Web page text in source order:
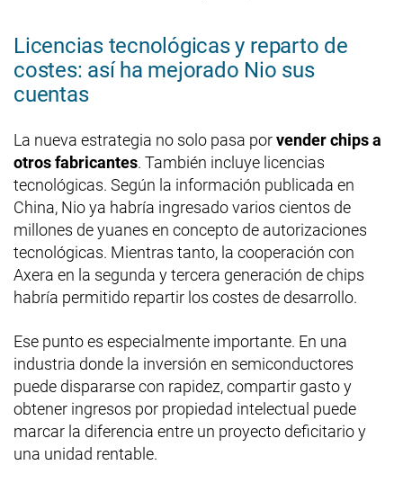
Licencias tecnológicas y reparto de
costes: así ha mejorado Nio sus
cuentas
La nueva estrategia no solo pasa porvender chips a
otros fabricantes. También incluye licencias
tecnológicas. Según la información publicada en
China, Nio ya habría ingresado varios cientos de
millones de yuanes en concepto de autorizaciones
tecnológicas. Mientras tanto, la cooperación con
Axera en la segunda y tercera generación de chips
habría permitido repartir los costes de desarrollo.
Ese punto es especialmente importante. En una
industria donde la inversión en semiconductores
puede dispararse con rapidez, compartir gasto y
obtener ingresos por propiedad intelectual puede
marcar la diferencia entre un proyecto deficitario y
una unidad rentable.